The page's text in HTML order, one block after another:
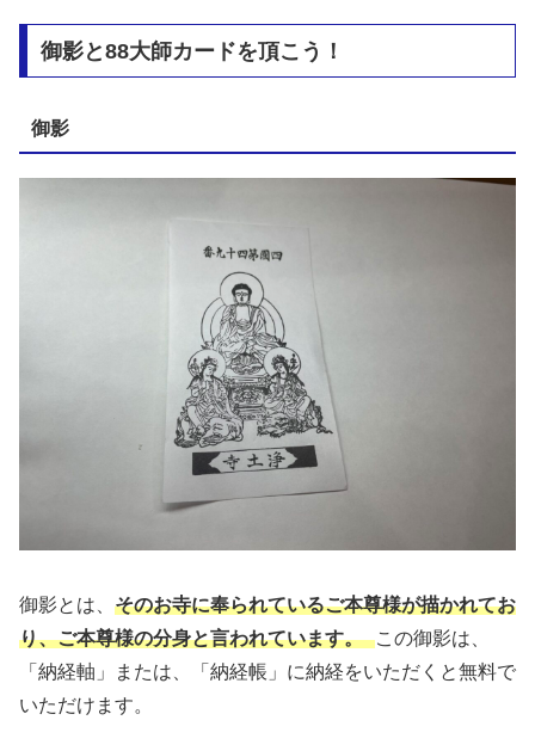
御影と88大師カードを頂こう！
御影
御影とは、 そのお寺に奉られているご本尊様が描かれてお
り、ご本尊様の分身と言われています。この御影は、
「納経軸」または、「納経帳」に納経をいただくと無料で
いただけます。